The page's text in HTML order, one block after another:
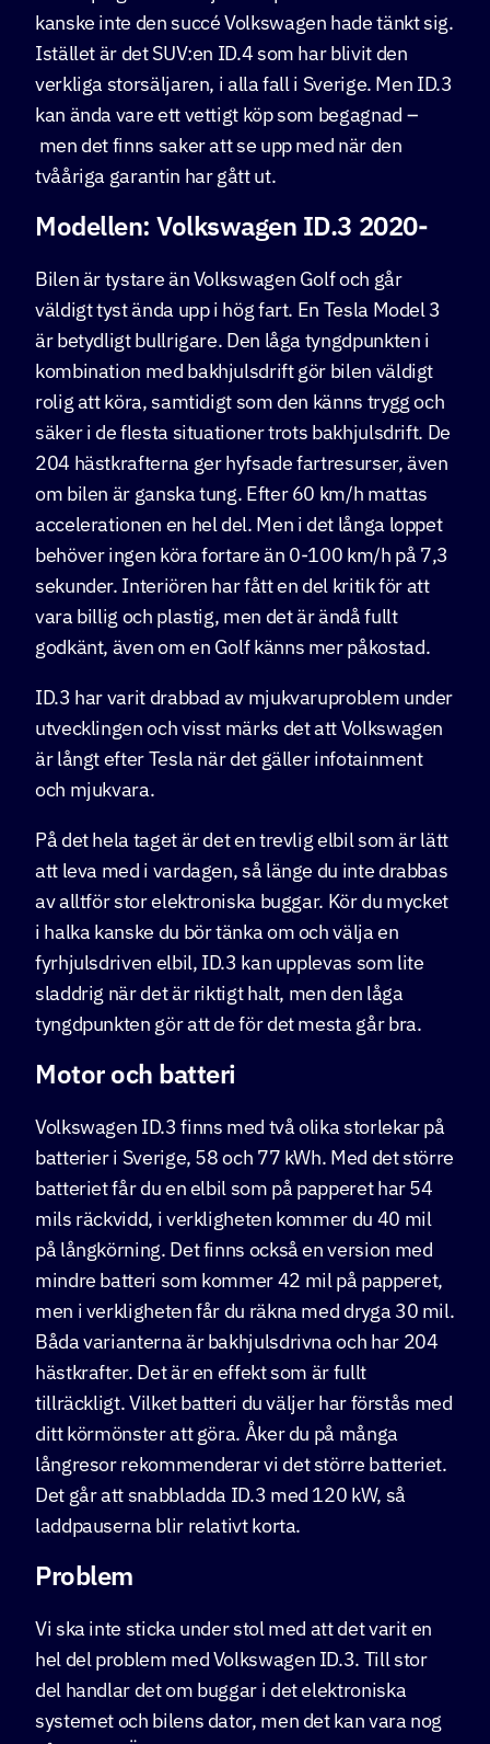
kanske inte den succé Volkswagen hade tänkt sig.
Istället är det SUV:en ID.4 som har blivit den
verkliga storsäljaren, i alla fall i Sverige. Men ID.3
kan ända vare ett vettigt köp som begagnad –
men det finns saker att se upp med när den
tvååriga garantin har gått ut.
Modellen: Volkswagen ID.3 2020-
Bilen är tystare än Volkswagen Golf och går
väldigt tyst ända upp i hög fart. En Tesla Model 3
är betydligt bullrigare. Den låga tyngdpunkten i
kombination med bakhjulsdrift gör bilen väldigt
rolig att köra, samtidigt som den känns trygg och
säker i de flesta situationer trots bakhjulsdrift. De
204 hästkrafterna ger hyfsade fartresurser, även
om bilen är ganska tung. Efter 60 km/h mattas
accelerationen en hel del. Men i det långa loppet
behöver ingen köra fortare än 0-100 km/h på 7,3
sekunder. Interiören har fått en del kritik för att
vara billig och plastig, men det är ändå fullt
godkänt, även om en Golf känns mer påkostad.
ID.3 har varit drabbad av mjukvaruproblem under
utvecklingen och visst märks det att Volkswagen
är långt efter Tesla när det gäller infotainment
och mjukvara.
På det hela taget är det en trevlig elbil som är lätt
att leva med i vardagen, så länge du inte drabbas
av alltför stor elektroniska buggar. Kör du mycket
i halka kanske du bör tänka om och välja en
fyrhjulsdriven elbil, ID.3 kan upplevas som lite
sladdrig när det är riktigt halt, men den låga
tyngdpunkten gör att de för det mesta går bra.
Motor och batteri
Volkswagen ID.3 finns med två olika storlekar på
batterier i Sverige, 58 och 77 kWh. Med det större
batteriet får du en elbil som på papperet har 54
mils räckvidd, i verkligheten kommer du 40 mil
på långkörning. Det finns också en version med
mindre batteri som kommer 42 mil på papperet,
men i verkligheten får du räkna med dryga 30 mil.
Båda varianterna är bakhjulsdrivna och har 204
hästkrafter. Det är en effekt som är fullt
tillräckligt. Vilket batteri du väljer har förstås med
ditt körmönster att göra. Åker du på många
långresor rekommenderar vi det större batteriet.
Det går att snabbladda ID.3 med 120 kW, så
laddpauserna blir relativt korta.
Problem
Vi ska inte sticka under stol med att det varit en
hel del problem med Volkswagen ID.3. Till stor
del handlar det om buggar i det elektroniska
systemet och bilens dator, men det kan vara nog